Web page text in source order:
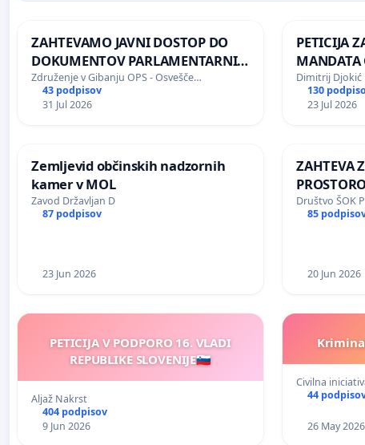
ZAHTEVAMO JAVNI DOSTOP DO
DOKUMENTOV PARLAMENTARNIH
PREISKOVALNIH KOMISIJ O
ILEGALNI TRGOVINI Z OROŽJEM
Združenje v Gibanju OPS - Osvešče…
43 podpisov
31 Jul 2026
PETICIJA
MANDATA
PONOVNO
Dimitrij Djokić
130
23 Jul 2026
Zemljevid občinskih nadzornih
kamer v MOL
Zavod Državljan D
87 podpisov
23 Jun 2026
ZAHTEVA
KRAJEVNE
Društvo ŠOK
85
20 Jun 2026
PETICIJA V PODPORO 16. VLADI
REPUBLIKE SLOVENIJE🇸🇮
Aljaž Nakrst
404 podpisov
9 Jun 2026
Civilna
44
26 May 2026